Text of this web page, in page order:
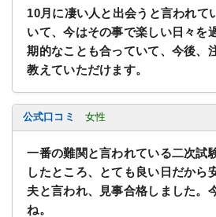
10月に凄い人と出会うと言われて
いて、今はその事で楽しい日々を
期的なことも合っていて、今後、
教えていただけます。
公式口コミ 女性
一番の難関と言われている二次試
したところ、とても良い日だから
夫と言われ、見事合格しました。
ね。